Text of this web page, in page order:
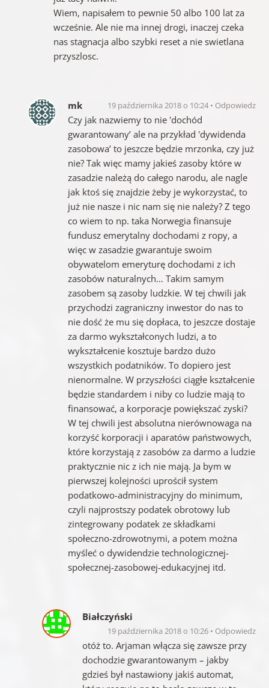
Wiem, napisałem to pewnie 50 albo 100 lat za
wcześnie. Ale nie ma innej drogi, inaczej czeka
nas stagnacja albo szybki reset a nie swietlana
przyszlosc.
mk 19 października 2018 o 10:24 Odpowiedz
Czy jak nazwiemy to nie 'dochód
gwarantowany’ ale na przykład 'dywidenda
zasobowa’ to jeszcze będzie mrzonka, czy już
nie? Tak więc mamy jakieś zasoby które w
zasadzie należą do całego narodu, ale nagle
jak ktoś się znajdzie żeby je wykorzystać, to
już nie nasze i nic nam się nie należy? Z tego
co wiem to np. taka Norwegia finansuje
fundusz emerytalny dochodami z ropy, a
więc w zasadzie gwarantuje swoim
obywatelom emeryturę dochodami z ich
zasobów naturalnych… Takim samym
zasobem są zasoby ludzkie. W tej chwili jak
przychodzi zagraniczny inwestor do nas to
nie dość że mu się dopłaca, to jeszcze dostaje
za darmo wykształconych ludzi, a to
wykształcenie kosztuje bardzo dużo
wszystkich podatników. To dopiero jest
nienormalne. W przyszłości ciągłe kształcenie
będzie standardem i niby co ludzie mają to
finansować, a korporacje powiększać zyski?
W tej chwili jest absolutna nierównowaga na
korzyść korporacji i aparatów państwowych,
które korzystają z zasobów za darmo a ludzie
praktycznie nic z ich nie mają. Ja bym w
pierwszej kolejności uprościł system
podatkowo-administracyjny do minimum,
czyli najprostszy podatek obrotowy lub
zintegrowany podatek ze składkami
społeczno-zdrowotnymi, a potem można
myśleć o dywidendzie technologicznej-
społecznej-zasobowej-edukacyjnej itd.
Białczyński
19 października 2018 o 10:26 Odpowiedz
otóż to. Arjaman włącza się zawsze przy
dochodzie gwarantowanym – jakby
gdzieś był nastawiony jakiś automat,